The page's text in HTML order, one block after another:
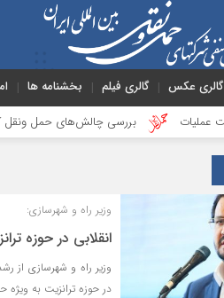
گالری عکس گالری فیلم بخشنامه ها
بررسی چالش‌های حمل ونقل کالا
وزیر راه و شهرسازی:
انقلابی در حوزه
در حوزه ترانزیت به